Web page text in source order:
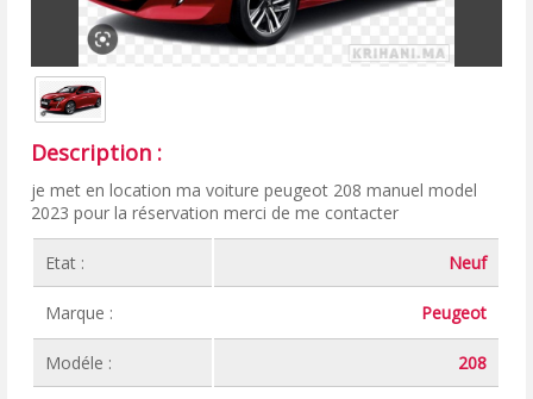
Description :
je met en location ma voiture peugeot 208 manuel model
2023 pour la réservation merci de me contacter
Etat : Neuf
Marque : Peugeot
Modéle : 208